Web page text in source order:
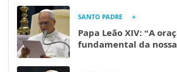
SANTO PADRE
Papa Leão XIV: “A
fundamental da